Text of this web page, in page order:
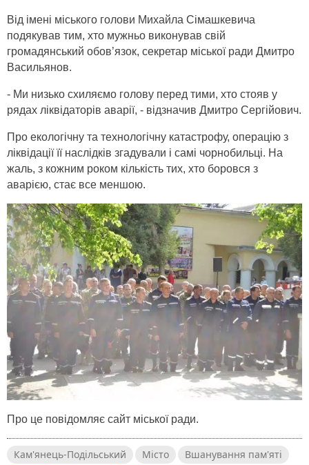
Від імені міського голови Михайла Сімашкевича
подякував тим, хто мужньо виконував свій
громадянський обов’язок, секретар міської ради Дмитро
Васильянов.
- Ми низько схиляємо голову перед тими, хто стояв у
рядах ліквідаторів аварії, - відзначив Дмитро Сергійович.
Про екологічну та технологічну катастрофу, операцію з
ліквідації її наслідків згадували і самі чорнобильці. На
жаль, з кожним роком кількість тих, хто боровся з
аварією, стає все меншою.
Про це повідомляє сайт міської ради.
Кам'янець-Подільський Місто Вшанування пам'яті